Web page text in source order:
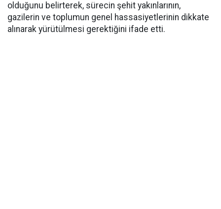
olduğunu belirterek, sürecin şehit yakınlarının,
gazilerin ve toplumun genel hassasiyetlerinin dikkate
alınarak yürütülmesi gerektiğini ifade etti.